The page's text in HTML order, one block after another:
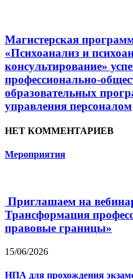
Магистерская
«Психоанализ и
консультирование»
профессионально-
образовательных
управления персоналом
НЕТ КОММЕНТАРИЕВ
Мероприятия
Приглашаем на
Трансформация
правовые границы»
15/06/2026
НПА для прохождения